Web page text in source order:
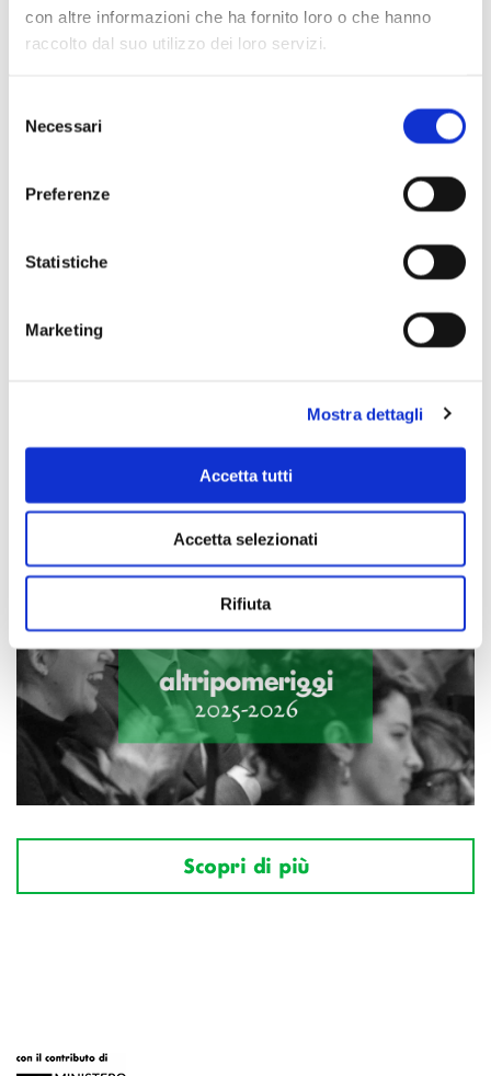
con altre informazioni che ha fornito loro o che hanno
raccolto dal suo utilizzo dei loro servizi.
delNecessari
Preferenze
Statistiche
Marketing
Mostra dettagli
Accetta tutti
Accetta selezionati
Rifiuta
Scopri di più